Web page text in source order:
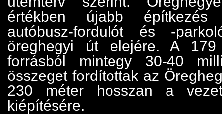
értékben újabb
autóbusz-fordulót és -
öreghegyi út elejére. A 179
forrásból mintegy 30-40
összeget fordítottak az
230 méter hosszan a
kiépítésére.